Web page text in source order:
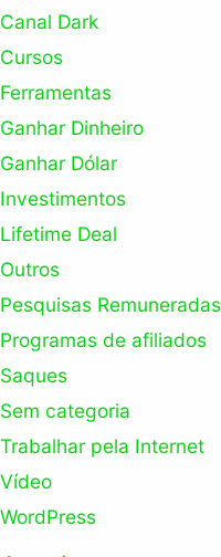
Canal Dark
Cursos
Ferramentas
Ganhar Dinheiro
Ganhar Dólar
Investimentos
Lifetime Deal
Outros
Pesquisas Remuneradas
Programas de afiliados
Saques
Sem categoria
Trabalhar pela Internet
Vídeo
WordPress